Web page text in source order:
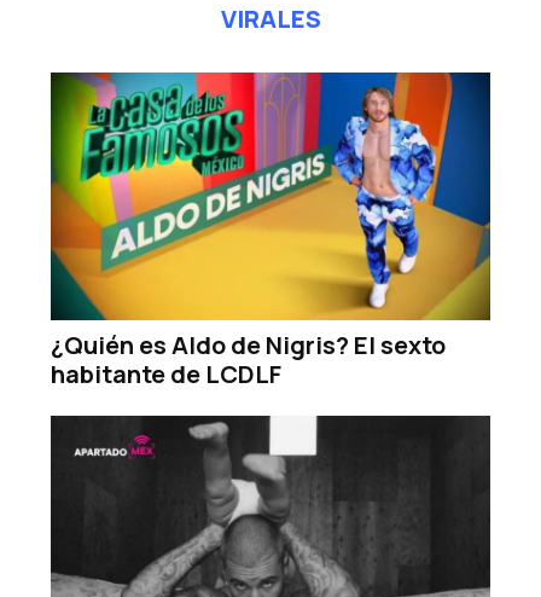
VIRALES
¿Quién es Aldo de Nigris? El sexto
habitante de LCDLF